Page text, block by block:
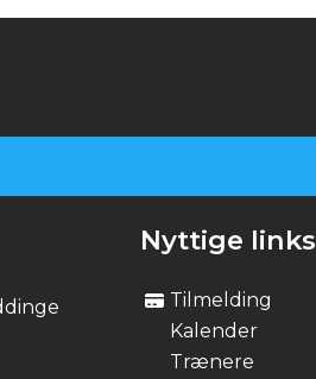
Nyttige links
Tilmelding
Kalender
Trænere